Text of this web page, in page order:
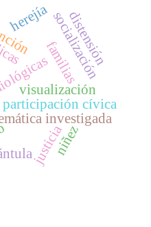
investigada
visualización
familias
socialización
participación cívica
distensión
justicianiñez
herejía